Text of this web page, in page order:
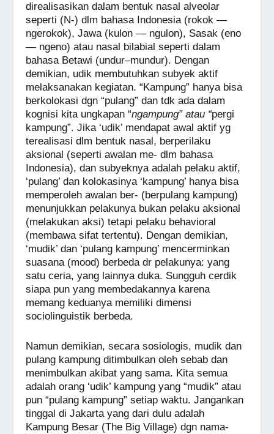
direalisasikan dalam bentuk nasal alveolar
seperti (N-) dlm bahasa Indonesia (rokok —
ngerokok), Jawa (kulon — ngulon), Sasak (eno
— ngeno) atau nasal bilabial seperti dalam
bahasa Betawi (undur–mundur). Dengan
demikian, udik membutuhkan subyek aktif
melaksanakan kegiatan. “Kampung” hanya bisa
berkolokasi dgn “pulang” dan tdk ada dalam
kognisi kita ungkapan “ngampung” atau “pergi
kampung”. Jika ‘udik’ mendapat awal aktif yg
terealisasi dlm bentuk nasal, berperilaku
aksional (seperti awalan me- dlm bahasa
Indonesia), dan subyeknya adalah pelaku aktif,
‘pulang’ dan kolokasinya ‘kampung’ hanya bisa
memperoleh awalan ber- (berpulang kampung)
menunjukkan pelakunya bukan pelaku aksional
(melakukan aksi) tetapi pelaku behavioral
(membawa sifat tertentu). Dengan demikian,
‘mudik’ dan ‘pulang kampung’ mencerminkan
suasana (mood) berbeda dr pelakunya: yang
satu ceria, yang lainnya duka. Sungguh cerdik
siapa pun yang membedakannya karena
memang keduanya memiliki dimensi
sociolinguistik berbeda.
Namun demikian, secara sosiologis, mudik dan
pulang kampung ditimbulkan oleh sebab dan
menimbulkan akibat yang sama. Kita semua
adalah orang ‘udik’ kampung yang “mudik” atau
pun “pulang kampung” setiap waktu. Jangankan
tinggal di Jakarta yang dari dulu adalah
Kampung Besar (The Big Village) dgn nama-